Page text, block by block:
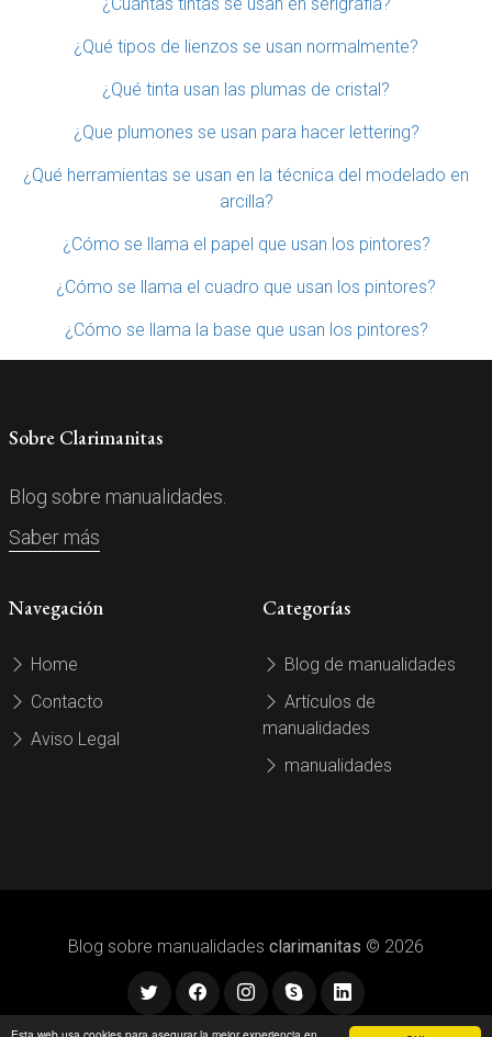
¿Qué tipos de lienzos se usan normalmente?
¿Qué tinta usan las plumas de cristal?
¿Que plumones se usan para hacer lettering?
¿Qué herramientas se usan en la técnica del modelado en
arcilla?
¿Cómo se llama el papel que usan los pintores?
¿Cómo se llama el cuadro que usan los pintores?
¿Cómo se llama la base que usan los pintores?
Sobre Clarimanitas
Blog sobre manualidades.
Saber más
Navegación
Home
Contacto
Aviso Legal
Categorías
Blog de manualidades
Artículos de
manualidades
manualidades
Blog sobre manualidades clarimanitas © 2026